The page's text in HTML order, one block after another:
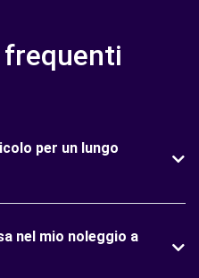
frequenti
per un lungo
nel mio noleggio a